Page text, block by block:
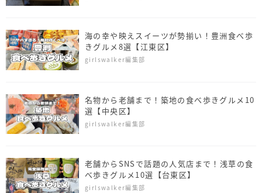
海の幸や映えスイーツが勢揃い！豊洲食べ歩
きグルメ8選【江東区】
girlswalker編集部
名物から老舗まで！築地の食べ歩きグルメ10
選【中央区】
girlswalker編集部
老舗からSNSで話題の人気店まで！浅草の食
べ歩きグルメ10選【台東区】
girlswalker編集部